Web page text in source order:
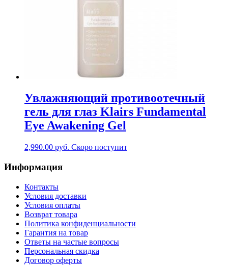
Увлажняющий противоотечный
гель для глаз Klairs Fundamental
Eye Awakening Gel
2,990.00 руб. Скоро поступит
Информация
Контакты
Условия доставки
Условия оплаты
Возврат товара
Политика конфиденциальности
Гарантия на товар
Ответы на частые вопросы
Персональная скидка
Договор оферты